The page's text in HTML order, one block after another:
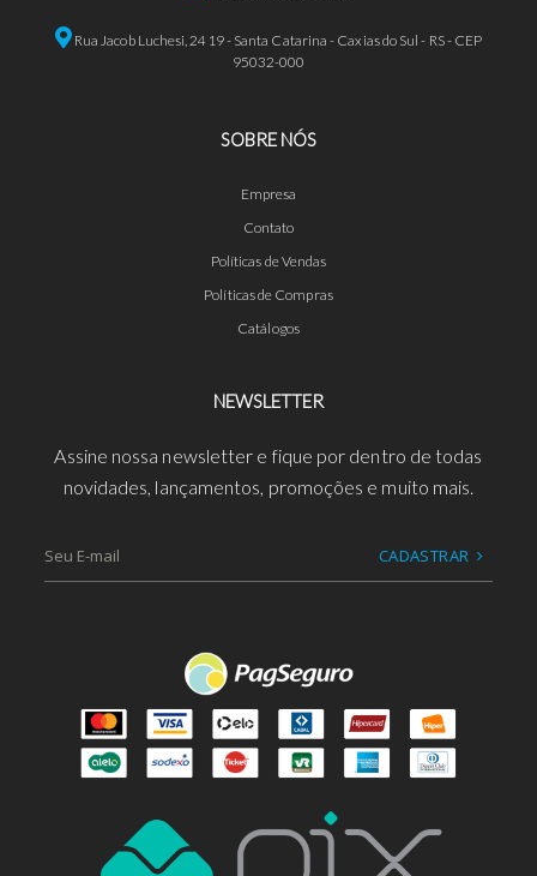
Rua Jacob Luchesi, 2419 - Santa Catarina - Caxias do Sul - RS - CEP
95032-000
SOBRE NÓS
Empresa
Contato
Políticas de Vendas
Políticas de Compras
Catálogos
NEWSLETTER
Assine nossa newsletter e fique por dentro de todas
novidades, lançamentos, promoções e muito mais.
CADASTRAR